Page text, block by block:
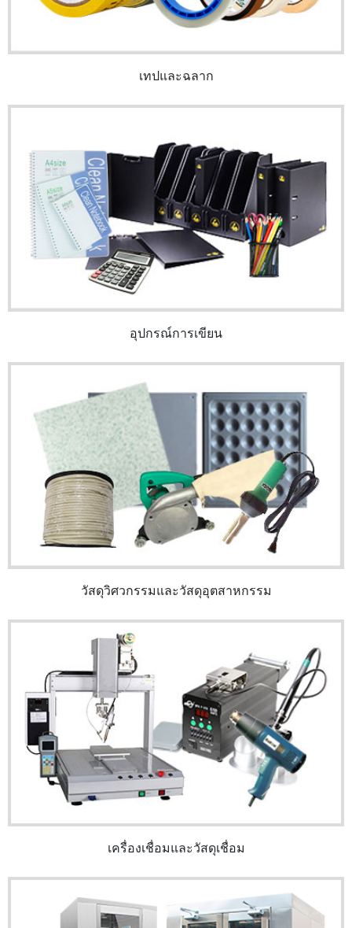
เทปและฉลาก
อุปกรณ์การเขียน
วัสดุวิศวกรรมและวัสดุอุตสาหกรรม
เครื่องเชื่อมและวัสดุเชื่อม